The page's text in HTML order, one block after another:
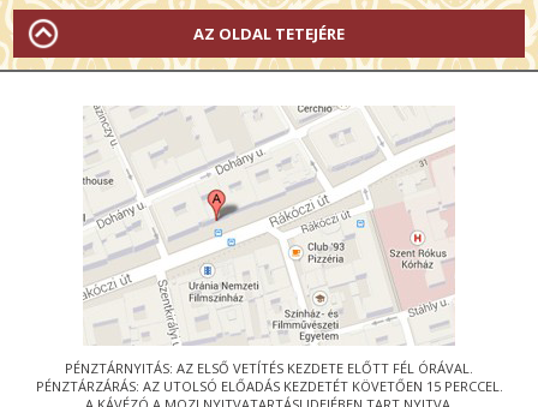
AZ OLDAL TETEJÉRE
PÉNZTÁRNYITÁS: AZ ELSŐ VETÍTÉS KEZDETE ELŐTT FÉL ÓRÁVAL.
PÉNZTÁRZÁRÁS: AZ UTOLSÓ ELŐADÁS KEZDETÉT KÖVETŐEN 15 PERCCEL.